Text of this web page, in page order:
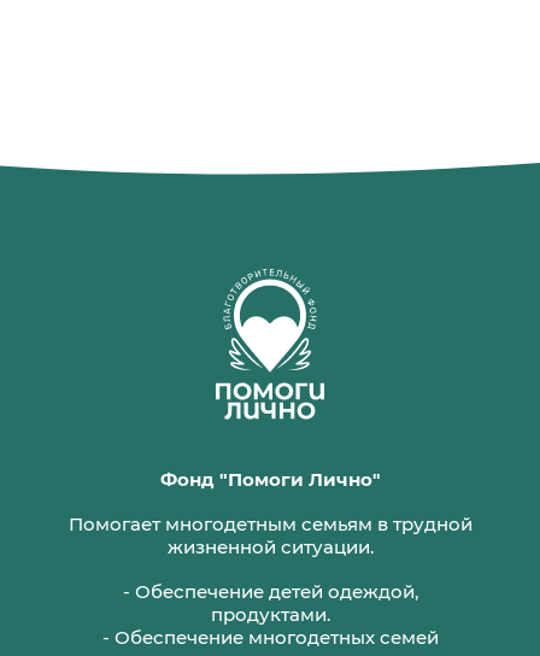
Фонд "Помоги Лично"
Помогает многодетным семьям в трудной
жизненной ситуации.
- Обеспечение детей одеждой,
продуктами.
- Обеспечение многодетных семей